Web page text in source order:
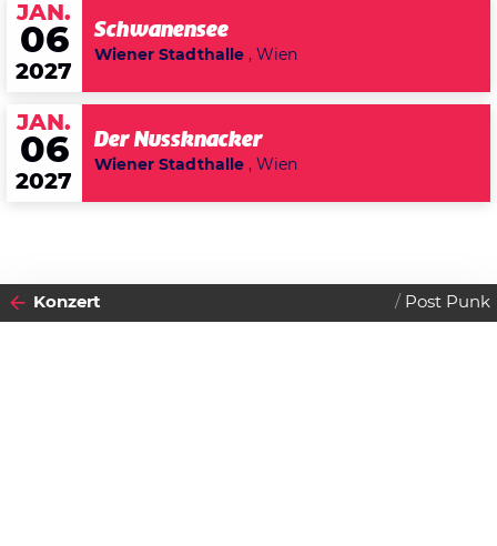
JAN.
06
2027
Schwanensee
Wiener Stadthalle , Wien
JAN.
06
2027
Der Nussknacker
Wiener Stadthalle , Wien
Konzert Post Punk